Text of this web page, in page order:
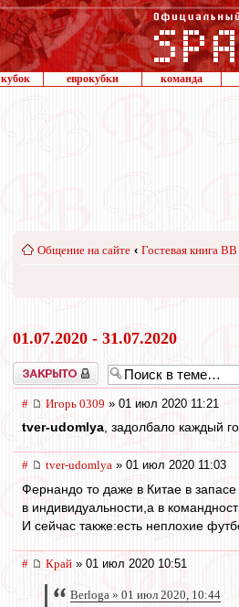
кубок еврокубки команда
Общение на сайте ‹ Гостевая книга ВВ
01.07.2020 - 31.07.2020
Закрыто
# Игорь 0309 » 01 июл 2020 11:21
tver-udomlya, задолбало каждый
# tver-udomlya » 01 июл 2020 11:03
Фернандо то даже в Китае в
в индивидуальности,а в
И сейчас также:есть неплохие
# Край » 01 июл 2020 10:51
Berloga » 01 июл 2020, 10:44